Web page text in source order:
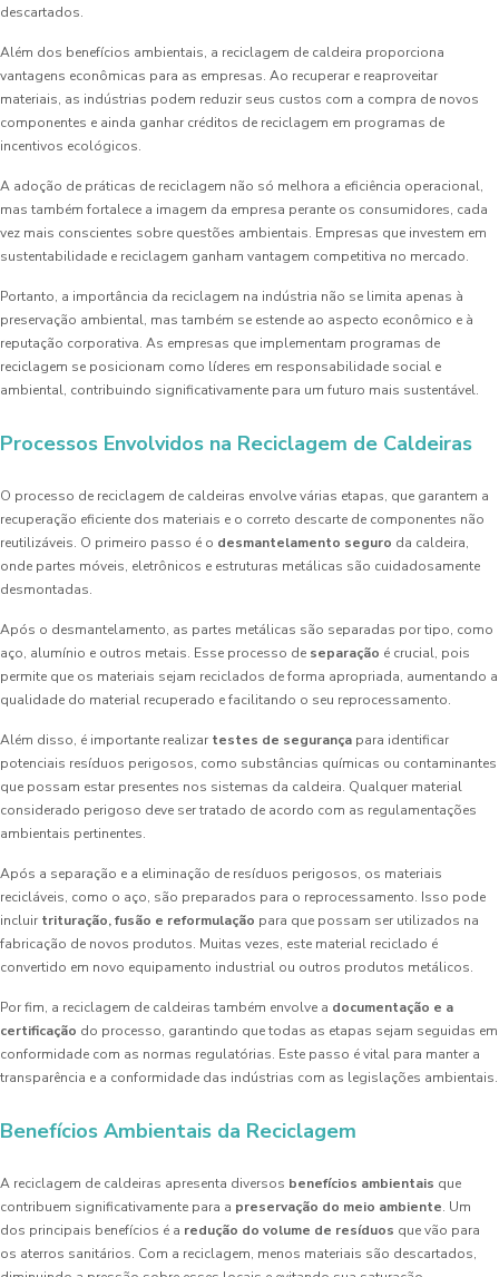
descartados.
Além dos benefícios ambientais, a reciclagem de caldeira proporciona
vantagens econômicas para as empresas. Ao recuperar e reaproveitar
materiais, as indústrias podem reduzir seus custos com a compra de novos
componentes e ainda ganhar créditos de reciclagem em programas de
incentivos ecológicos.
A adoção de práticas de reciclagem não só melhora a eficiência operacional,
mas também fortalece a imagem da empresa perante os consumidores, cada
vez mais conscientes sobre questões ambientais. Empresas que investem em
sustentabilidade e reciclagem ganham vantagem competitiva no mercado.
Portanto, a importância da reciclagem na indústria não se limita apenas à
preservação ambiental, mas também se estende ao aspecto econômico e à
reputação corporativa. As empresas que implementam programas de
reciclagem se posicionam como líderes em responsabilidade social e
ambiental, contribuindo significativamente para um futuro mais sustentável.
Processos Envolvidos na Reciclagem de Caldeiras
O processo de reciclagem de caldeiras envolve várias etapas, que garantem a
recuperação eficiente dos materiais e o correto descarte de componentes não
reutilizáveis. O primeiro passo é o desmantelamento seguro da caldeira,
onde partes móveis, eletrônicos e estruturas metálicas são cuidadosamente
desmontadas.
Após o desmantelamento, as partes metálicas são separadas por tipo, como
aço, alumínio e outros metais. Esse processo de separação é crucial, pois
permite que os materiais sejam reciclados de forma apropriada, aumentando a
qualidade do material recuperado e facilitando o seu reprocessamento.
Além disso, é importante realizar testes de segurança para identificar
potenciais resíduos perigosos, como substâncias químicas ou contaminantes
que possam estar presentes nos sistemas da caldeira. Qualquer material
considerado perigoso deve ser tratado de acordo com as regulamentações
ambientais pertinentes.
Após a separação e a eliminação de resíduos perigosos, os materiais
recicláveis, como o aço, são preparados para o reprocessamento. Isso pode
incluir trituração, fusão e reformulação para que possam ser utilizados na
fabricação de novos produtos. Muitas vezes, este material reciclado é
convertido em novo equipamento industrial ou outros produtos metálicos.
Por fim, a reciclagem de caldeiras também envolve a documentação e a
certificação do processo, garantindo que todas as etapas sejam seguidas em
conformidade com as normas regulatórias. Este passo é vital para manter a
transparência e a conformidade das indústrias com as legislações ambientais.
Benefícios Ambientais da Reciclagem
A reciclagem de caldeiras apresenta diversos benefícios ambientais que
contribuem significativamente para a preservação do meio ambiente. Um
dos principais benefícios é a redução do volume de resíduos que vão para
os aterros sanitários. Com a reciclagem, menos materiais são descartados,